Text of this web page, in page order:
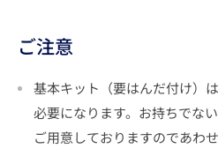
ご注意
基本キット（要はんだ付け）
必要になります。お持ちでな
ご用意しておりますのであわ